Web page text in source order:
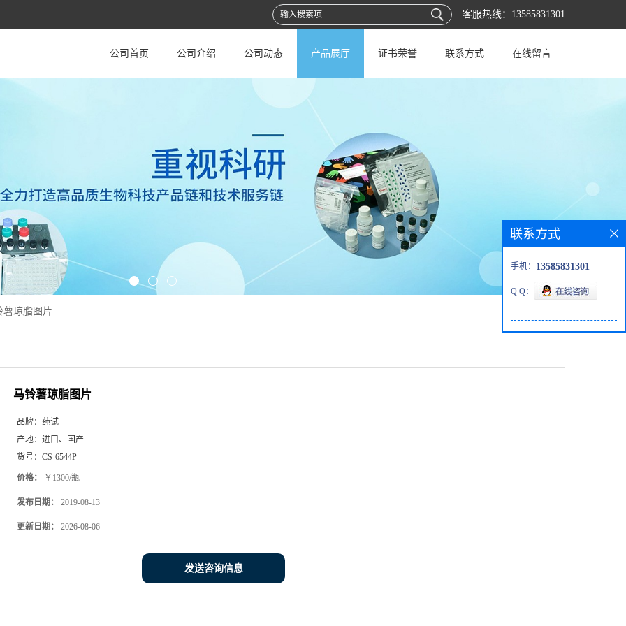
客服热线： 13585831301
公司首页 公司介绍 公司动态 产品展厅 证书荣誉 联系方式 在线留言
薯琼脂图片
马铃薯琼脂图片
品牌： 莼试
产地： 进口、国产
货号： CS-6544P
价格： ￥1300/瓶
发布日期： 2019-08-13
更新日期： 2026-08-06
发送咨询信息
联系方式
手机： 13585831301
Q Q：